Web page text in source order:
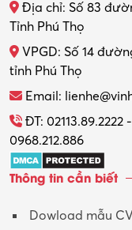
Thợ máy – Ô tô –
Thực tập
Tổ chức sự kiện
Trợ lý
Tư vấn
Tư vấn – Kiến trúc
Địa chỉ: Số 83
Tỉnh Phú Thọ
VPGD: Số 14
tỉnh Phú Thọ
Email:
ĐT:
0968.212.886
Thông tin cần biết
Dowload mẫu